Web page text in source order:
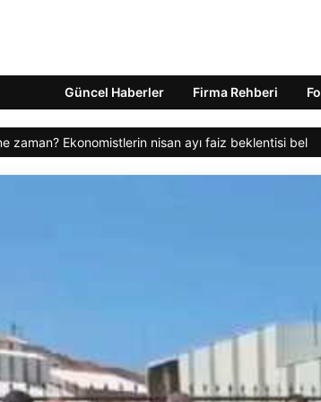
Güncel Haberler Firma Rehberi
zaman? Ekonomistlerin nisan ayı faiz beklentisi belli